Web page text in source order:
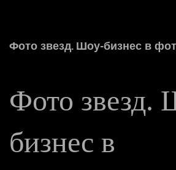
Фото звезд. Шоу-бизнес в
Фото звезд.
бизнес в